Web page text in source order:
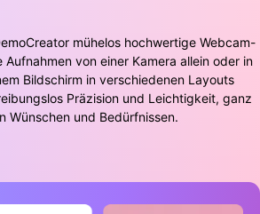
mühelos hochwertige Webcam-
von einer Kamera allein oder in
Bildschirm in verschiedenen Layouts
Präzision und Leichtigkeit, ganz
Wünschen und Bedürfnissen.